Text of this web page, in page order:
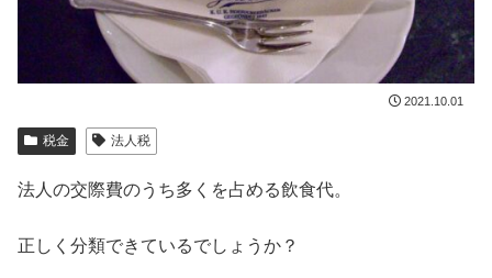
2021.10.01
税金 法人税
法人の交際費のうち多くを占める飲食代。
正しく分類できているでしょうか？